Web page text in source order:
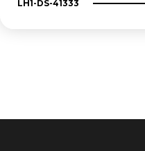
LH1-DS-41333